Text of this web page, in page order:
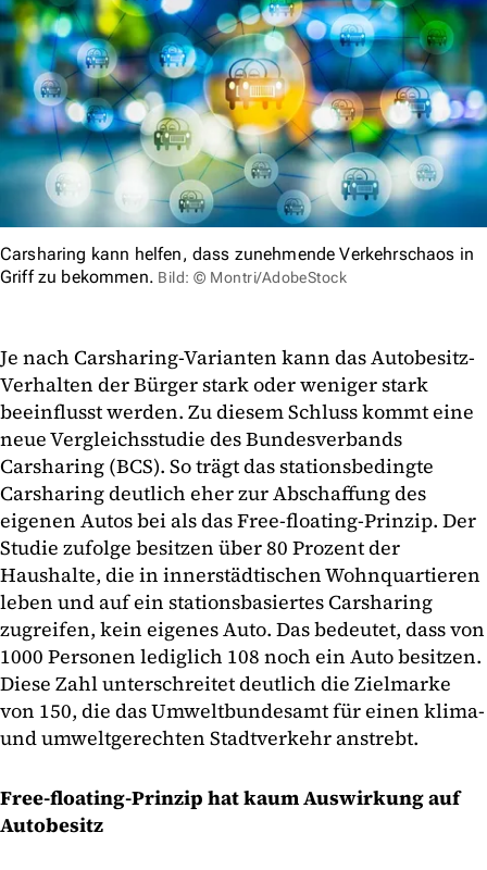
Carsharing kann helfen, dass zunehmende Verkehrschaos in
Griff zu bekommen. Bild: © Montri/AdobeStock
Je nach Carsharing-Varianten kann das Autobesitz-
Verhalten der Bürger stark oder weniger stark
beeinflusst werden. Zu diesem Schluss kommt eine
neue Vergleichsstudie des Bundesverbands
Carsharing (BCS). So trägt das stationsbedingte
Carsharing deutlich eher zur Abschaffung des
eigenen Autos bei als das Free-floating-Prinzip. Der
Studie zufolge besitzen über 80 Prozent der
Haushalte, die in innerstädtischen Wohnquartieren
leben und auf ein stationsbasiertes Carsharing
zugreifen, kein eigenes Auto. Das bedeutet, dass von
1000 Personen lediglich 108 noch ein Auto besitzen.
Diese Zahl unterschreitet deutlich die Zielmarke
von 150, die das Umweltbundesamt für einen klima-
und umweltgerechten Stadtverkehr anstrebt.
Free-floating-Prinzip hat kaum Auswirkung auf
Autobesitz